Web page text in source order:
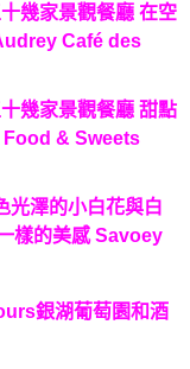
幾家景觀餐廳 在空
Café des
幾家景觀餐廳 甜點
& Sweets
光澤的小白花與白
樣的美感 Savoey
銀湖葡萄園和酒